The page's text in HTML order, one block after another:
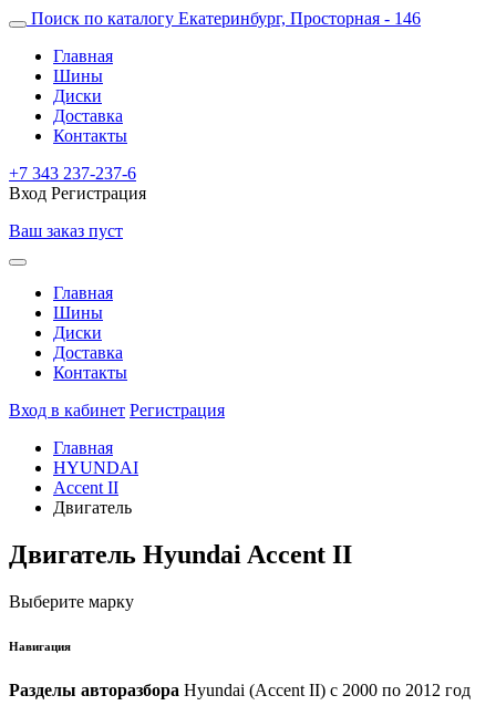
Поиск по каталогу Екатеринбург, Просторная - 146
Главная
Шины
Диски
Доставка
Контакты
+7 343 237-237-6
Вход Регистрация
Ваш заказ пуст
Главная
Шины
Диски
Доставка
Контакты
Вход в кабинет Регистрация
Главная
HYUNDAI
Accent II
Двигатель
Двигатель Hyundai Accent II
Выберите марку
Навигация
Разделы авторазбора Hyundai (Accent II) с 2000 по 2012 год